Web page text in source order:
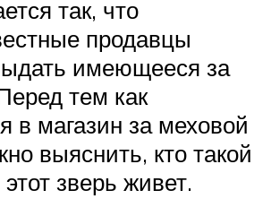
так, что
продавцы
имеющееся за
тем как
в магазин за меховой
выяснить, кто такой
зверь живет.